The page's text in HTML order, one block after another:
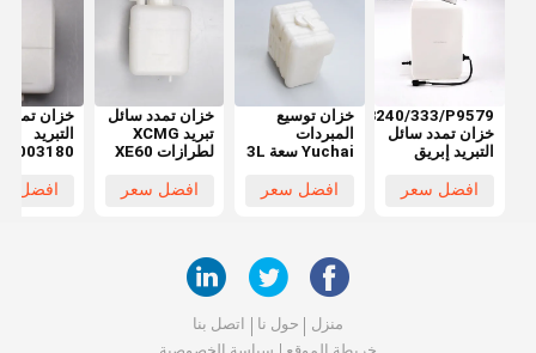
JCB240/333/P9579
خزان تمدد سائل
التبريد إبريق
افضل سعر
خزان توسيع
المبردات
Yuchai سعة 3L
YC230 YC210
افضل سعر
خزان تمدد سائل
تبريد XCMG
لطرازات XE60
XE80 XE85:
افضل سعر
خزان تمدد
التبريد
XE210
افضل
منزل حول نا
اتصل بنا